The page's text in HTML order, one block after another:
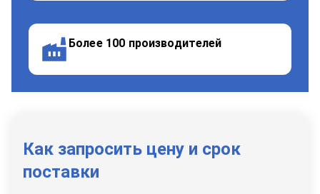
Более 100 производителей
Как запросить цену и срок
поставки